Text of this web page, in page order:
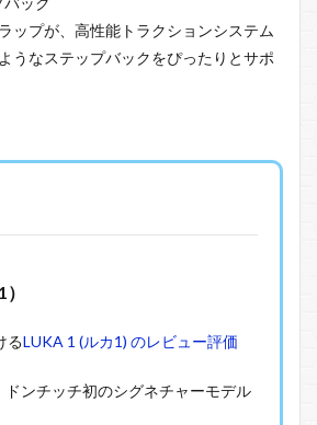
ップが、高性能トラクションシステム
うなステップバックをぴったりとサポ
るLUKA 1 (ルカ1) のレビュー評価
ドンチッチ初のシグネチャーモデル